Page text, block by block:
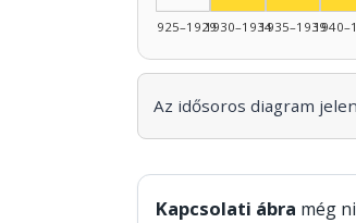
1925–19291930–19341935–1939
Az idősoros diagram
Kapcsolati ábra még